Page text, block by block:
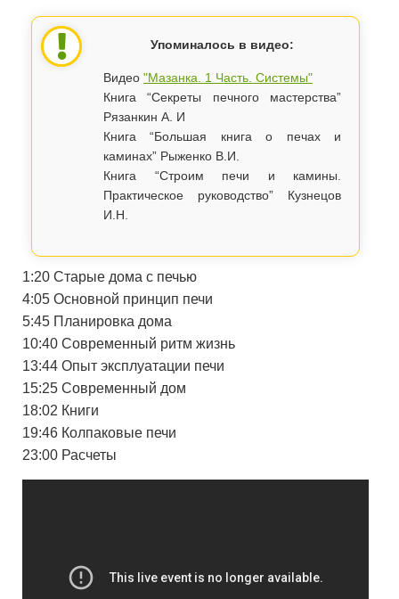
Упоминалось в видео:
Видео "Мазанка. 1 Часть. Системы"
Книга “Секреты печного мастерства”
Рязанкин А. И
Книга “Большая книга о печах и
каминах” Рыженко В.И.
Книга “Строим печи и камины.
Практическое руководство” Кузнецов
И.Н.
1:20 Старые дома с печью
4:05 Основной принцип печи
5:45 Планировка дома
10:40 Современный ритм жизнь
13:44 Опыт эксплуатации печи
15:25 Современный дом
18:02 Книги
19:46 Колпаковые печи
23:00 Расчеты